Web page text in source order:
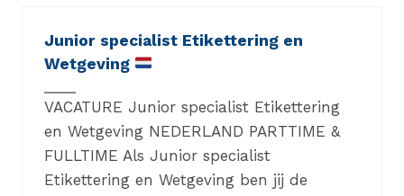
Junior specialist Etikettering en
Wetgeving
VACATURE Junior specialist Etikettering
en Wetgeving NEDERLAND PARTTIME &
FULLTIME Als Junior specialist
Etikettering en Wetgeving ben jij de